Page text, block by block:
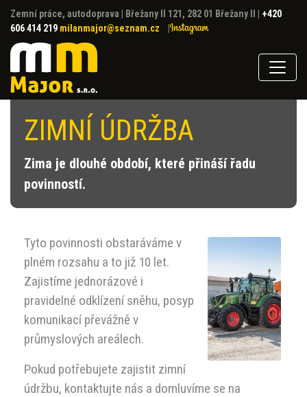
Zemní práce, autodoprava Břežany II 121, 282 01 Břežany II
+420
606 414 219 milanmajor@seznam.cz
ZIMNÍ ÚDRŽBA
Zima je dlouhé období, které přináší řadu
povinností.
Tyto povinnosti obstaráváme v
plném rozsahu a to již 10 let.
Zajistíme jednorázové i
pravidelné odklízení sněhu, posyp
komunikací převážně v
průmyslových areálech.
Pokud potřebujete zajistit zimní
údržbu, kontaktujte nás a domluvíme se na